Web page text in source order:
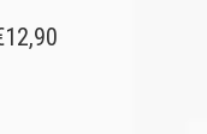
12,90